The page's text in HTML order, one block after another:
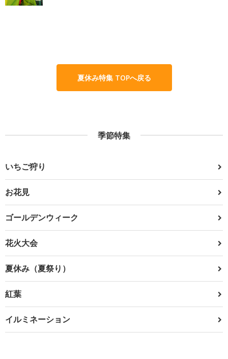
夏休み特集 TOPへ戻る
季節特集
いちご狩り
お花見
ゴールデンウィーク
花火大会
夏休み（夏祭り）
紅葉
イルミネーション